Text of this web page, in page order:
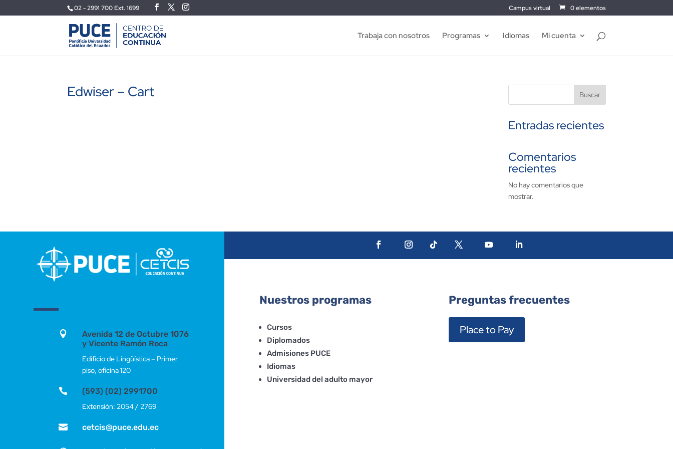
02 - 2991 700 Ext. 1699 Campus virtual 0 elementos
Trabaja con nosotros Programas Idiomas Mi cuenta
Edwiser – Cart Buscar
Entradas recientes
Comentarios
recientes
No hay comentarios que
mostrar.

Avenida 12 de Octubre 1076
y Vicente Ramón Roca
Edificio de Lingüística – Primer
piso, oficina 120
 (593) (02) 2991700
Extensión: 2054 / 2769
 cetcis@puce.edu.ec
Nuestros programas
Cursos
Diplomados
Admisiones PUCE
Idiomas
Universidad del adulto mayor
Preguntas frecuentes
Place to Pay